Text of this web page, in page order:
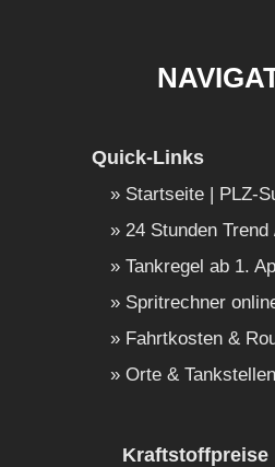
Quick-Links
Startseite | PLZ-
24 Stunden Trend
Tankregel ab 1.
Spritrechner
Fahrtkosten &
Orte & Tankstellen
Kraftstoffpreise